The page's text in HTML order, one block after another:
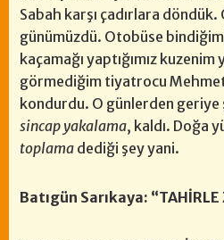
Sabah karşı çadırlara döndük.
günümüzdü. Otobüse
kaçamağı yaptığımız
görmediğim tiyatrocu
kondurdu. O günlerden
sincap yakalama, kaldı. Doğa
toplama dediği şey yani.
Batıgün Sarıkaya: “TAHİRLE